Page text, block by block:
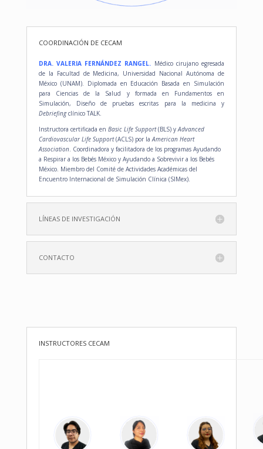
COORDINACIÓN DE CECAM
DRA. VALERIA FERNÁNDEZ RANGEL. Médico cirujano egresada
de la Facultad de Medicina, Universidad Nacional Autónoma de
México (UNAM). Diplomada en Educación Basada en Simulación
para Ciencias de la Salud y formada en Fundamentos en
Simulación, Diseño de pruebas escritas para la medicina y
Debriefingclínico TALK.
Instructora certificada en Basic Life Support(BLS) y Advanced
Cardiovascular Life Support(ACLS) por la American Heart
Association. Coordinadora y facilitadora de los programas Ayudando
a Respirar a los Bebés México y Ayudando a Sobrevivir a los Bebés
México. Miembro del Comité de Actividades Académicas del
Encuentro Internacional de Simulación Clínica (SIMex).
LÍNEAS DE INVESTIGACIÓN
CONTACTO
INSTRUCTORES CECAM